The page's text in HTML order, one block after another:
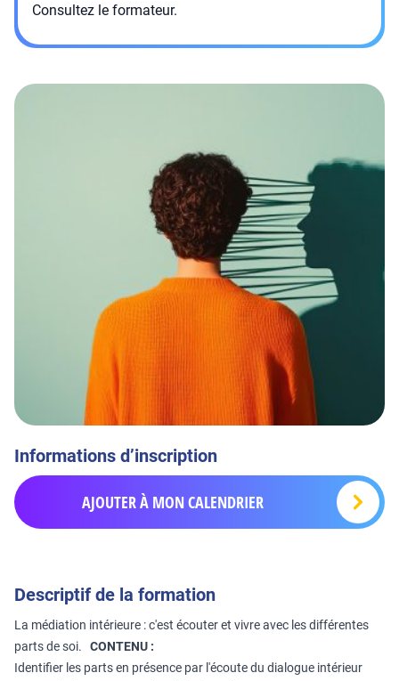
Consultez le formateur.
Informations d’inscription
AJOUTER À MON CALENDRIER
Descriptif de la formation
La médiation intérieure : c'est écouter et vivre avec les différentes
parts de soi. CONTENU :
Identifier les parts en présence par l'écoute du dialogue intérieur